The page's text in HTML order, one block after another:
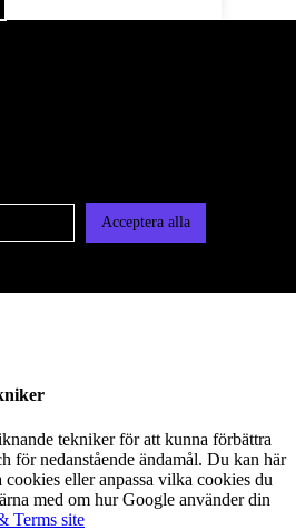
Acceptera alla
tekniker för att kunna förbättra
för nedanstående ändamål. Du kan här
cookies eller anpassa vilka cookies du
med om hur Google använder din
Terms site